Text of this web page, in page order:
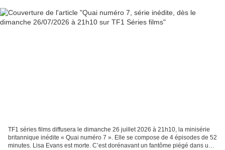
TF1 séries films diffusera le dimanche 26 juillet 2026 à 21h10, la minisérie
britannique inédite « Quai numéro 7 ». Elle se compose de 4 épisodes de 52
minutes. Lisa Evans est morte. C’est dorénavant un fantôme piégé dans une